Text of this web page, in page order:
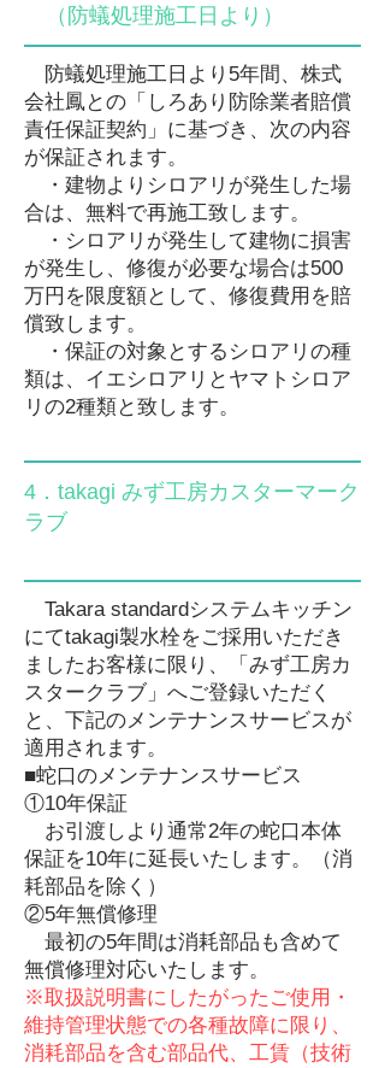
（防蟻処理施工日より）
防蟻処理施工日より5年間、株式
会社鳳との「しろあり防除業者賠償
責任保証契約」に基づき、次の内容
が保証されます。
・建物よりシロアリが発生した場
合は、無料で再施工致します。
・シロアリが発生して建物に損害
が発生し、修復が必要な場合は500
万円を限度額として、修復費用を賠
償致します。
・保証の対象とするシロアリの種
類は、イエシロアリとヤマトシロア
リの2種類と致します。
4．takagi みず工房カスターマーク
ラブ
Takara standardシステムキッチン
にてtakagi製水栓をご採用いただき
ましたお客様に限り、「みず工房カ
スタークラブ」へご登録いただく
と、下記のメンテナンスサービスが
適用されます。
■蛇口のメンテナンスサービス
①10年保証
お引渡しより通常2年の蛇口本体
保証を10年に延長いたします。（消
耗部品を除く）
②5年無償修理
最初の5年間は消耗部品も含めて
無償修理対応いたします。
※取扱説明書にしたがったご使用・
維持管理状態での各種故障に限り、
消耗部品を含む部品代、工賃（技術